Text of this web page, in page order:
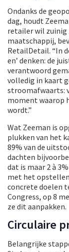
Ondanks de
dag, houdt
retailer wil zuinig
maatschappij,
RetailDetail. “In
en’ denken: de
verantwoord
volledig in kaart
stroomafwaarts:
moment waarop
wordt.”
Wat Zeeman is
plukken van het
89% van de
dachten
dat is maar 2 à
met het
concrete doelen
Congress, op 8
ze dit aanpakken.
Circulaire
Belangrijke